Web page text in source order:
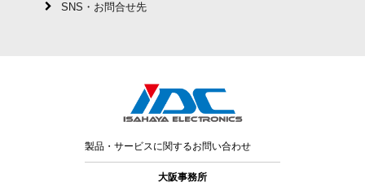
SNS・お問合せ先
製品・サービスに関するお問い合わせ
大阪事務所